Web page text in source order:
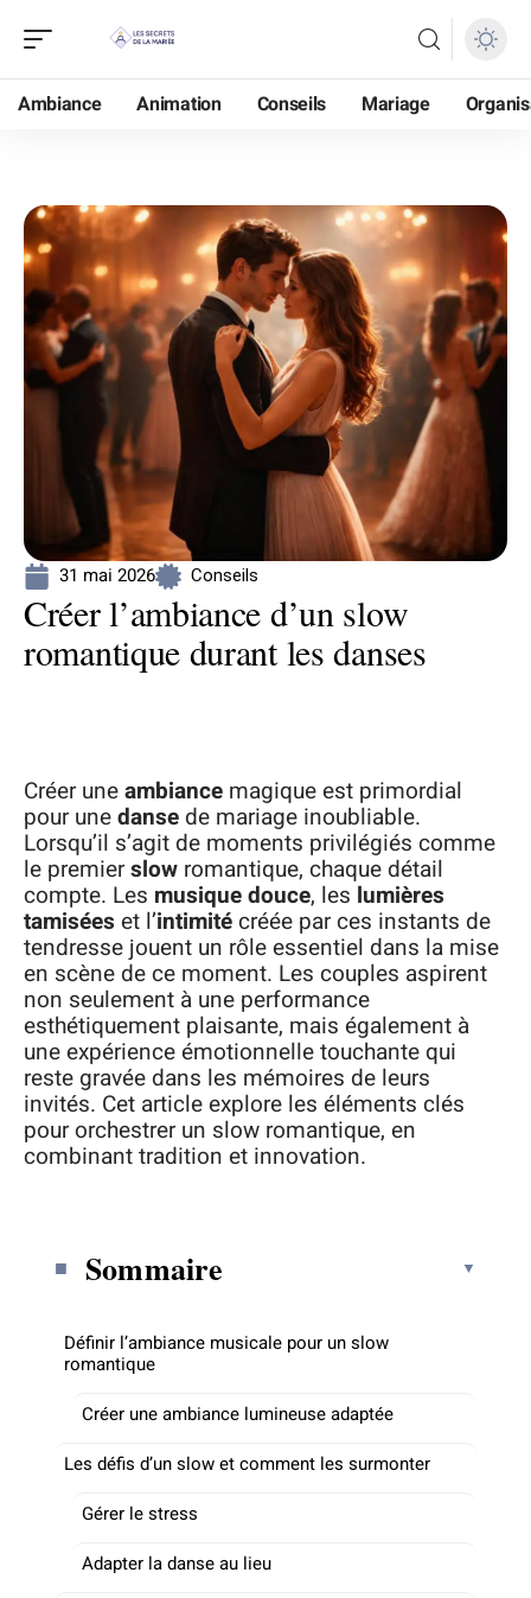
Ambiance Animation Conseils Mariage
31 mai 2026 Conseils
Créer l’ambiance d’un slow
romantique durant les danses
Créer uneambiance magique est primordial
pour unedanse de mariage inoubliable.
Lorsqu’il s’agit de moments privilégiés comme
le premierslow romantique, chaque détail
compte. Les musique douce, les lumières
tamisées et l’intimitécréée par ces instants de
tendresse jouent un rôle essentiel dans la mise
en scène de ce moment. Les couples aspirent
non seulement à une performance
esthétiquement plaisante, mais également à
une expérience émotionnelle touchante qui
reste gravée dans les mémoires de leurs
invités. Cet article explore les éléments clés
pour orchestrer un slow romantique, en
combinant tradition et innovation.
Sommaire
Définir l’ambiance musicale pour un slow
romantique
Créer une ambiance lumineuse adaptée
Les défis d’un slow et comment les surmonter
Gérer le stress
Adapter la danse au lieu